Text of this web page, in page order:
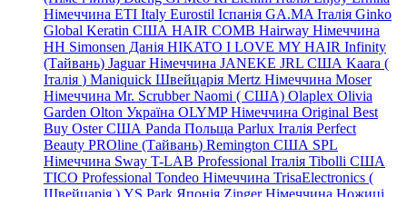
Німеччина ETI Italy Eurostil Іспанія GA.MA Італія Ginko
Global Keratin США HAIR COMB Hairway Німеччина
HH Simonsen Данія HIKATO I LOVE MY HAIR Infinity
(Тайвань) Jaguar Німеччина JANEKE JRL США Kaara (
Італія ) Maniquick Швейцарія Mertz Німеччина Moser
Німеччина Mr. Scrubber Naomi ( США) Olaplex Olivia
Garden Olton Україна OLYMP Німеччина Original Best
Buy Oster США Panda Польща Parlux Італія Perfect
Beauty PROline (Тайвань) Remington США SPL
Німеччина Sway T-LAB Professional Італія Tibolli США
TICO Professional Tondeo Німеччина TrisaElectronics (